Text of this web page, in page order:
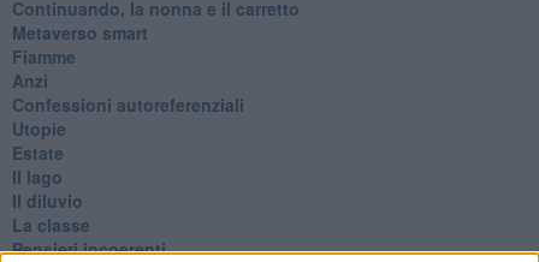
Continuando, la nonna e il carretto
Metaverso smart
Fiamme
Anzi
Confessioni autoreferenziali
Utopie
Estate
Il lago
Il diluvio
La classe
Pensieri incoerenti